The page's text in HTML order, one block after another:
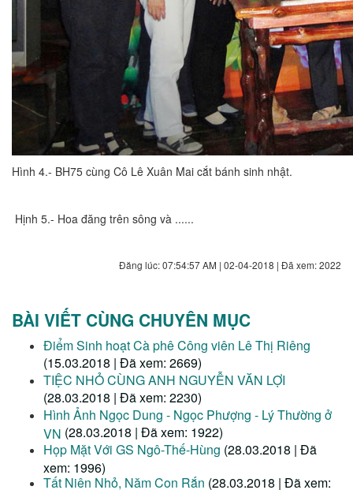
Hình 4.- BH75 cùng Cô Lê Xuân Mai cắt bánh sinh nhật.
Hịnh 5.- Hoa đăng trên sông và ......
Đăng lúc: 07:54:57 AM | 02-04-2018 | Đã xem: 2022
BÀI VIẾT CÙNG CHUYÊN MỤC
Điểm Sinh hoạt Cà phê Công viên Lê Thị Riêng
(15.03.2018 | Đã xem: 2669)
TIỆC NHỎ CÙNG ANH NGUYỄN VĂN LỢI
(28.03.2018 | Đã xem: 2230)
Hình Ảnh Ngọc Dung - Ngọc Phượng - Lý Thường ở
VN (28.03.2018 | Đã xem: 1922)
Họp Mặt Với GS Ngô-Thế-Hùng (28.03.2018 | Đã
xem: 1996)
Tất Niên Nhỏ, Năm Con Rắn (28.03.2018 | Đã xem: